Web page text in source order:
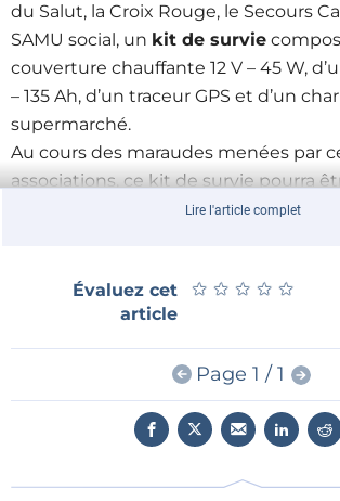
du Salut, la Croix Rouge, le Secours
SAMU social, un kit de survie
couverture chauffante 12 V – 45 W,
– 135 Ah, d’un traceur GPS et d’un
supermarché.
Au cours des maraudes menées par
associations, ce kit de survie pourra
pour une durée de vingt quatre
le bénéficiaire et son kit pourront être
grâce au traceur GPS, ce qui
de remplacer ou recharger la
autonomie complémentaire de vingt
La réussite de ce projet ne repose
Lire l'article complet
Évaluez cet
article
★ ★ ★ ★ ★
★ ★ ★ ★ ★
Page 1 / 1